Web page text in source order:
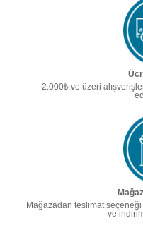
2.000₺ ve üzeri
Mağazadan teslimat
ve